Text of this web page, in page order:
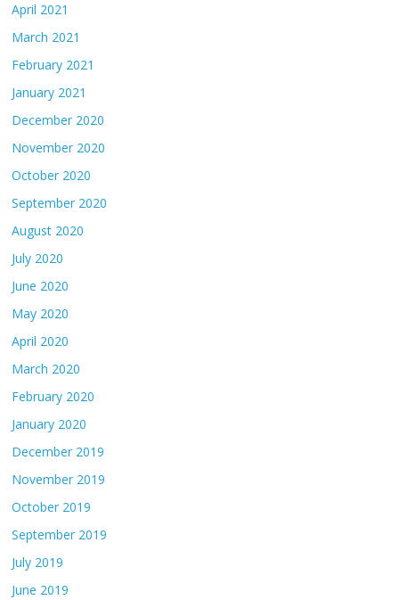
April 2021
March 2021
February 2021
January 2021
December 2020
November 2020
October 2020
September 2020
August 2020
July 2020
June 2020
May 2020
April 2020
March 2020
February 2020
January 2020
December 2019
November 2019
October 2019
September 2019
July 2019
June 2019